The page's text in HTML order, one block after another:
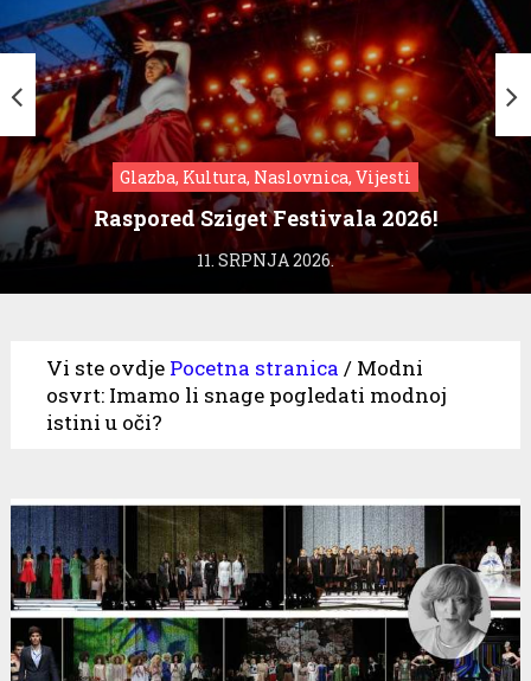
Glazba, Kultura, Naslovnica, Vijesti
Raspored Sziget Festivala 2026!
11. SRPNJA 2026.
Vi ste ovdje Pocetna stranica / Modni
osvrt: Imamo li snage pogledati modnoj
istini u oči?